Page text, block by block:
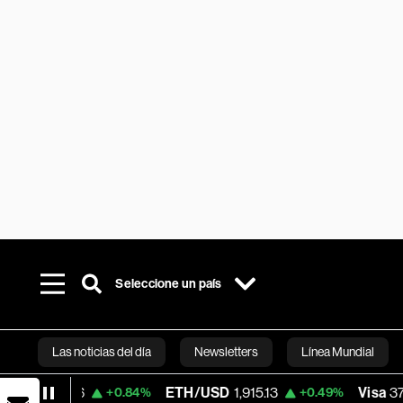
Seleccione un país
Las noticias del día Newsletters Línea Mundial
Bloomberg
ETH/USD 1,915.13 +0.49% Visa 370.47